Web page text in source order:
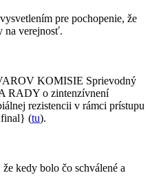
pre pochopenie, že
na verejnosť.
KOMISIE Sprievodný
RADY o zintenzívnení
rezistencii v rámci prístupu
final} (tu).
kedy bolo čo schválené a